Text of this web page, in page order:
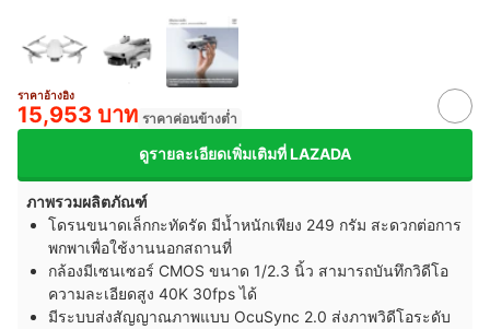
ราคาอ้างอิง
15,953 บาท ราคาค่อนข้างต่ำ
ดูรายละเอียดเพิ่มเติมที่ LAZADA
ภาพรวมผลิตภัณฑ์
โดรนขนาดเล็กกะทัดรัด มีน้ำหนักเพียง 249 กรัม สะดวกต่อการ
พกพาเพื่อใช้งานนอกสถานที่
กล้องมีเซนเซอร์ CMOS ขนาด 1/2.3 นิ้ว สามารถบันทึกวิดีโอ
ความละเอียดสูง 40K 30fps ได้
มีระบบส่งสัญญาณภาพแบบ OcuSync 2.0 ส่งภาพวิดีโอระดับ